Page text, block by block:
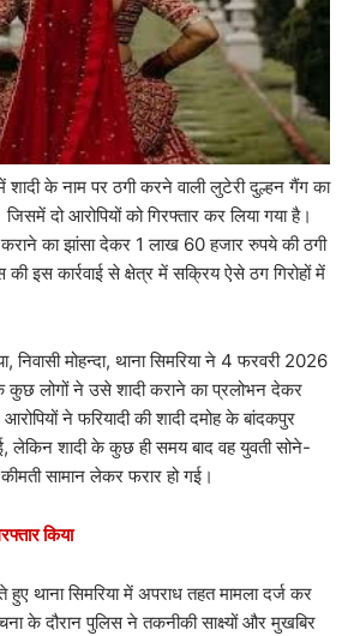
शादी के नाम पर ठगी करने वाली लुटेरी दुल्हन गैंग का
दो आरोपियों को गिरफ्तार कर लिया गया है।
कराने का झांसा देकर 1 लाख 60 हजार रुपये की ठगी
इस कार्रवाई से क्षेत्र में सक्रिय ऐसे ठग गिरोहों में
निवासी मोहन्दा, थाना सिमरिया ने 4 फरवरी 2026
कुछ लोगों ने उसे शादी कराने का प्रलोभन देकर
ने फरियादी की शादी दमोह के बांदकपुर
लेकिन शादी के कुछ ही समय बाद वह युवती सोने-
सामान लेकर फरार हो गई।
किया
थाना सिमरिया में अपराध तहत मामला दर्ज कर
के दौरान पुलिस ने तकनीकी साक्ष्यों और मुखबिर